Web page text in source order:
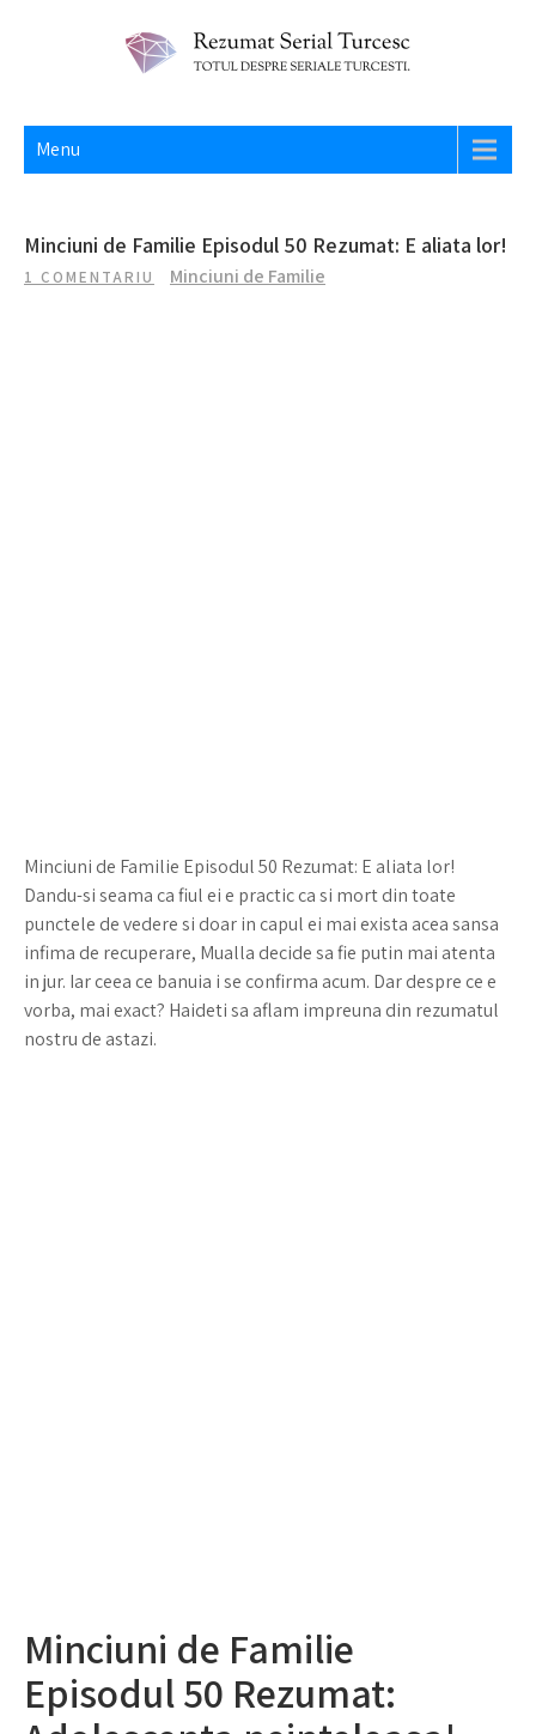
REZUMAT SERIAL TURCESC
Menu
Minciuni de Familie Episodul 50 Rezumat: E aliata lor!
1 COMENTARIU Minciuni de Familie
Minciuni de Familie Episodul 50 Rezumat: E aliata lor!
Dandu-si seama ca fiul ei e practic ca si mort din toate
punctele de vedere si doar in capul ei mai exista acea sansa
infima de recuperare, Mualla decide sa fie putin mai atenta
in jur. Iar ceea ce banuia i se confirma acum. Dar despre ce e
vorba, mai exact? Haideti sa aflam impreuna din rezumatul
nostru de astazi.
Minciuni de Familie
Episodul 50 Rezumat: